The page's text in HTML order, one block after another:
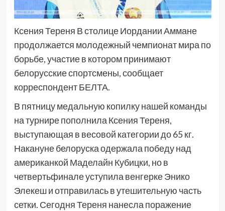
Ксения Тереня В столице Иордании Аммане
продолжается молодежный чемпионат мира по
борьбе, участие в котором принимают
белорусские спортсмены, сообщает
корреспондент БЕЛТА.
В пятницу медальную копилку нашей команды
на турнире пополнила Ксения Тереня,
выступающая в весовой категории до 65 кг.
Накануне белоруска одержала победу над
американкой Маделайн Кубицки, но в
четвертьфинале уступила венгерке Энико
Элекеш и отправилась в утешительную часть
сетки. Сегодня Тереня нанесла поражение